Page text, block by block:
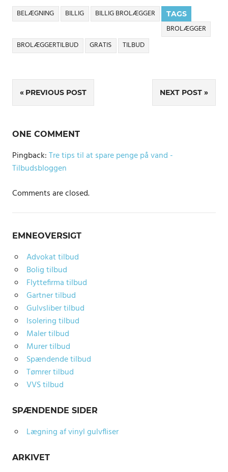
TAGS
BELÆGNING BILLIG
BILLIG BROLÆGGER
BROLÆGGER
BROLÆGGERTILBUD
GRATIS TILBUD
Indlægsnavigation
PREVIOUS POST NEXT POST
ONE COMMENT
Pingback:Tre tips til at spare penge på vand -
Tilbudsbloggen
Comments are closed.
EMNEOVERSIGT
Advokat tilbud
Bolig tilbud
Flyttefirma tilbud
Gartner tilbud
Gulvsliber tilbud
Isolering tilbud
Maler tilbud
Murer tilbud
Spændende tilbud
Tømrer tilbud
VVS tilbud
SPÆNDENDE SIDER
Lægning af vinyl gulvfliser
ARKIVET